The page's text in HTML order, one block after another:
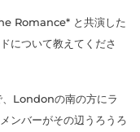
Romance* と共演した
について教えてくださ
Londonの南の方にラ
ンバーがその辺うろうろ